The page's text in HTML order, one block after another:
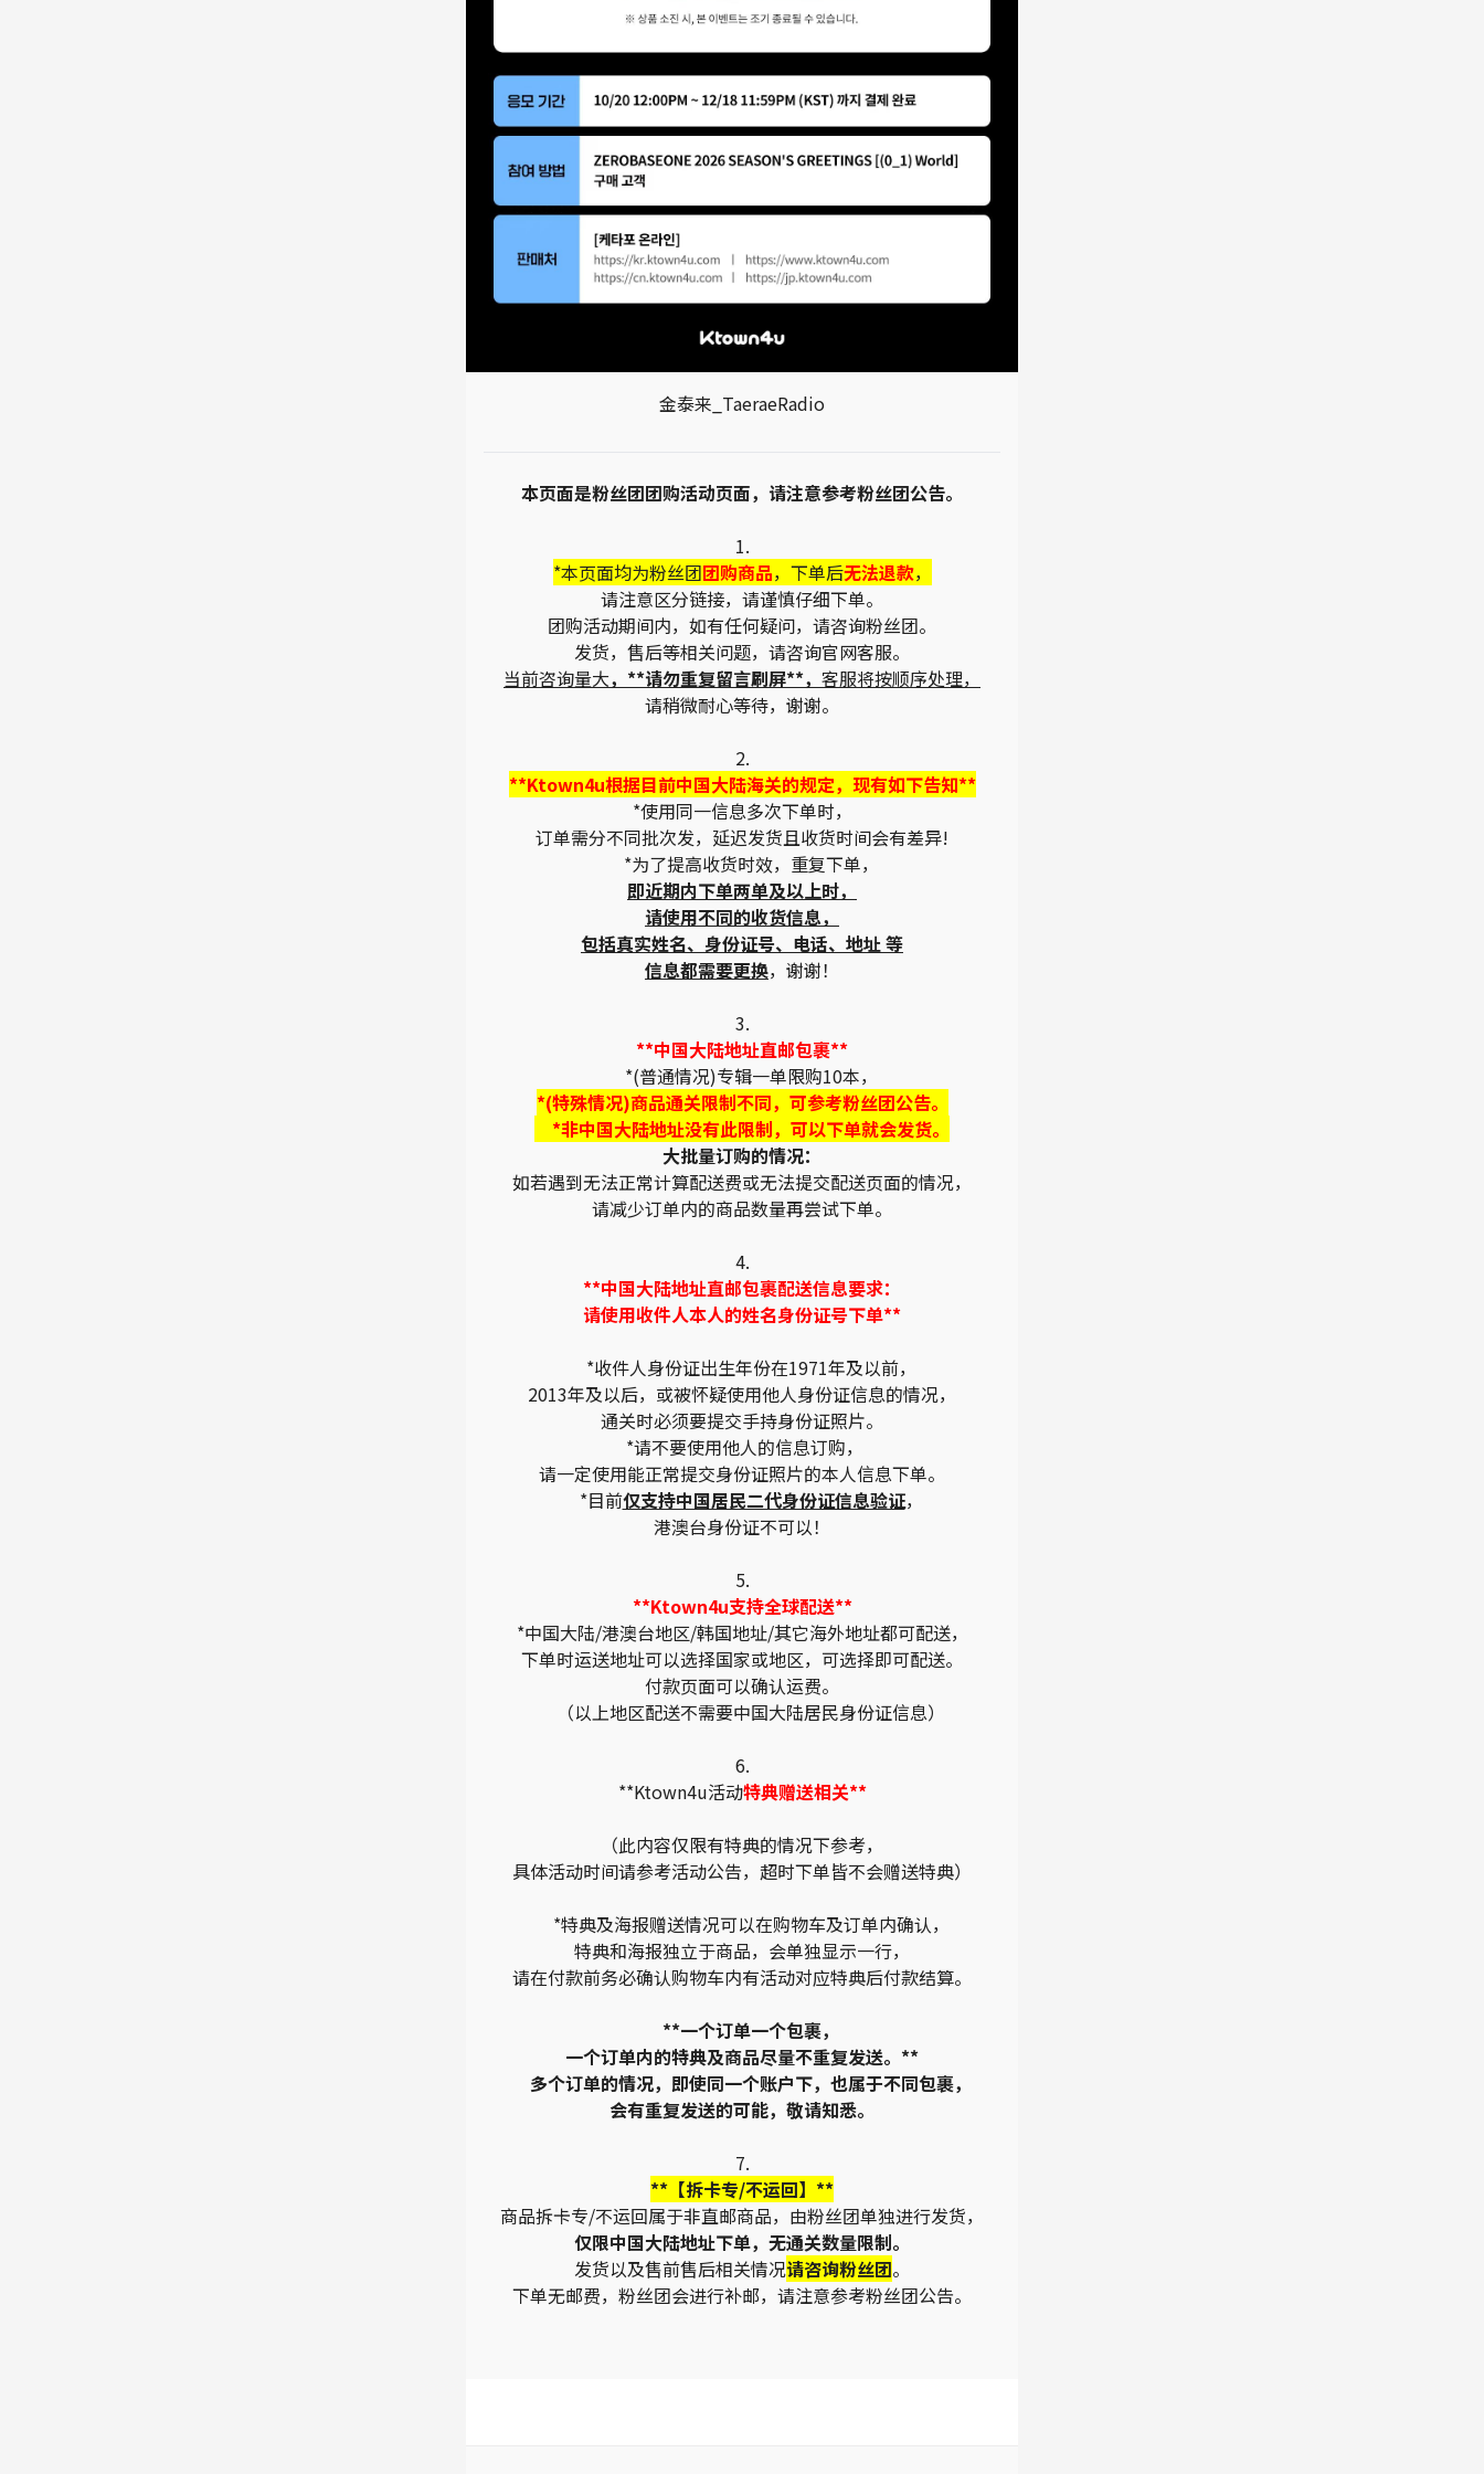
金泰来_TaeraeRadio
本页面是粉丝团团购活动页面，请注意参考粉丝团公告。
1.
*本页面均为粉丝团团购商品，下单后无法退款，
请注意区分链接，请谨慎仔细下单。
团购活动期间内，如有任何疑问，请咨询粉丝团。
发货，售后等相关问题，请咨询官网客服。
当前咨询量大，**请勿重复留言刷屏**， 客服将按顺序处理，
请稍微耐心等待，谢谢。
2.
**Ktown4u根据目前中国大陆海关的规定，现有如下告知**
*使用同一信息多次下单时，
订单需分不同批次发，延迟发货且收货时间会有差异!
*为了提高收货时效，重复下单，
即近期内下单两单及以上时，
请使用不同的收货信息，
包括真实姓名、身份证号、电话、地址 等
信息都需要更换，谢谢！
3.
**中国大陆地址直邮包裹**
*(普通情况)专辑一单限购10本，
*(特殊情况)商品通关限制不同，可参考粉丝团公告。
*非中国大陆地址没有此限制，可以下单就会发货。
大批量订购的情况：
如若遇到无法正常计算配送费或无法提交配送页面的情况，
请减少订单内的商品数量再尝试下单。
4.
**中国大陆地址直邮包裹配送信息要求：
请使用收件人本人的姓名身份证号下单**
*收件人身份证出生年份在1971年及以前，
2013年及以后，或被怀疑使用他人身份证信息的情况，
通关时必须要提交手持身份证照片。
*请不要使用他人的信息订购，
请一定使用能正常提交身份证照片的本人信息下单。
*目前仅支持中国居民二代身份证信息验证，
港澳台身份证不可以！
5.
**Ktown4u支持全球配送**
*中国大陆/港澳台地区/韩国地址/其它海外地址都可配送，
下单时运送地址可以选择国家或地区，可选择即可配送。
付款页面可以确认运费。
（以上地区配送不需要中国大陆居民身份证信息）
6.
**Ktown4u活动特典赠送相关**
（此内容仅限有特典的情况下参考，
具体活动时间请参考活动公告，超时下单皆不会赠送特典）
*特典及海报赠送情况可以在购物车及订单内确认，
特典和海报独立于商品，会单独显示一行，
请在付款前务必确认购物车内有活动对应特典后付款结算。
**一个订单一个包裹，
一个订单内的特典及商品尽量不重复发送。**
多个订单的情况，即使同一个账户下，也属于不同包裹，
会有重复发送的可能，敬请知悉。
7.
**【拆卡专/不运回】**
商品拆卡专/不运回属于非直邮商品，由粉丝团单独进行发货，
仅限中国大陆地址下单，无通关数量限制。
发货以及售前售后相关情况请咨询粉丝团。
下单无邮费，粉丝团会进行补邮，请注意参考粉丝团公告。